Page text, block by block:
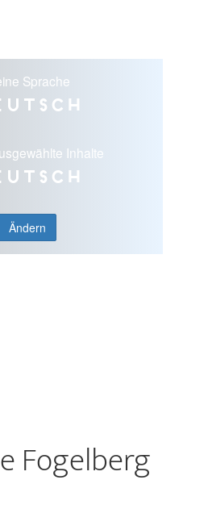
Sprache
Inhalte
Ändern
Fogelberg